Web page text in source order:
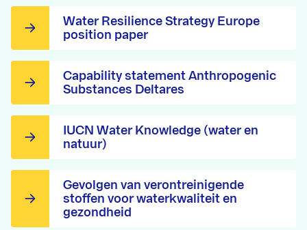
Water Resilience Strategy Europe
position paper
Capability statement Anthropogenic
Substances Deltares
IUCN Water Knowledge (water en
natuur)
Gevolgen van verontreinigende
stoffen voor waterkwaliteit en
gezondheid